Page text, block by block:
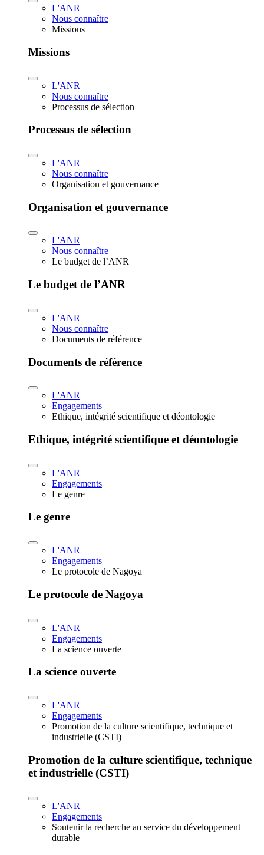
L'ANR
Nous connaître
Missions
Missions
L'ANR
Nous connaître
Processus de sélection
Processus de sélection
L'ANR
Nous connaître
Organisation et gouvernance
Organisation et gouvernance
L'ANR
Nous connaître
Le budget de l’ANR
Le budget de l’ANR
L'ANR
Nous connaître
Documents de référence
Documents de référence
L'ANR
Engagements
Ethique, intégrité scientifique et déontologie
Ethique, intégrité scientifique et déontologie
L'ANR
Engagements
Le genre
Le genre
L'ANR
Engagements
Le protocole de Nagoya
Le protocole de Nagoya
L'ANR
Engagements
La science ouverte
La science ouverte
L'ANR
Engagements
Promotion de la culture scientifique, technique et
industrielle (CSTI)
Promotion de la culture scientifique, technique
et industrielle (CSTI)
L'ANR
Engagements
Soutenir la recherche au service du développement
durable